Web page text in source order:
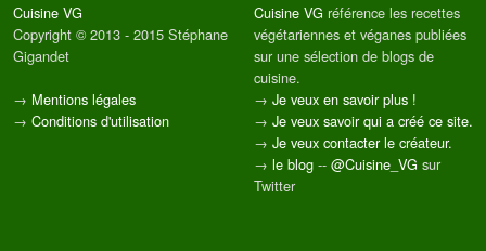
Cuisine VG
Copyright © 2013 - 2015 Stéphane
Gigandet
→ Mentions légales
→ Conditions d'utilisation
Cuisine VG référence les recettes
végétariennes et véganes publiées
sur une sélection de blogs de
cuisine.
→ Je veux en savoir plus !
→ Je veux savoir qui a créé ce site.
→ Je veux contacter le créateur.
→ le blog -- @Cuisine_VG sur
Twitter